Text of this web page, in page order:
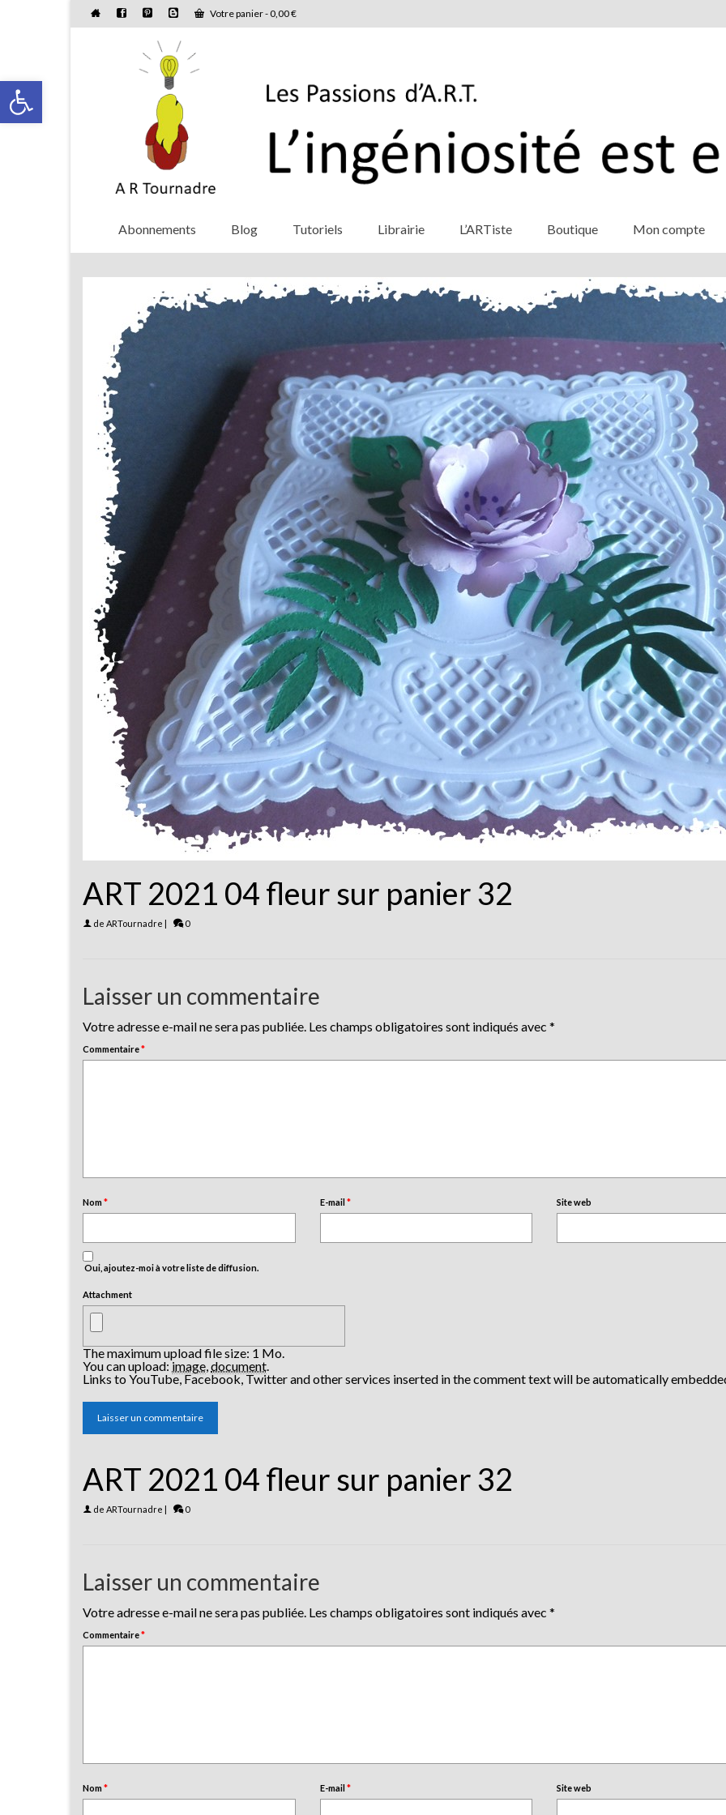
Ouvrir la barre d’outils
Votre panier-0,00€
Abonnements Blog Tutoriels Librairie L’ARTiste Boutique Mon compte
ART 2021 04 fleur sur panier 32
de ARTournadre | 0
Laisser un commentaire
Votre adresse e-mail ne sera pas publiée. Les champs obligatoires sont indiqués avec *
Commentaire*
Nom* E-mail* Site web
Oui, ajoutez-moi à votre liste de diffusion.
Attachment
The maximum upload file size: 1 Mo.
You can upload:image document
Links to YouTube, Facebook, Twitter and other services inserted in the comment text will be automatically
ART 2021 04 fleur sur panier 32
de ARTournadre | 0
Laisser un commentaire
Votre adresse e-mail ne sera pas publiée. Les champs obligatoires sont indiqués avec *
Commentaire*
Nom* E-mail* Site web